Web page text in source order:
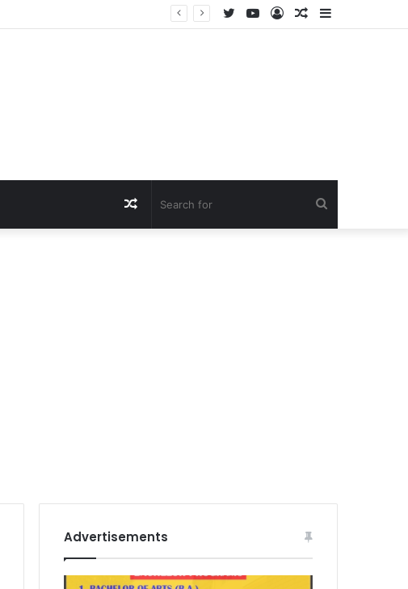
Sidebar
Random
Log
YouTube
Twitter
Random
Advertisements